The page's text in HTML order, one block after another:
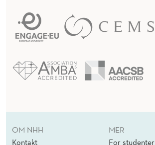
OM NHH
Kontakt
MER
For studenter